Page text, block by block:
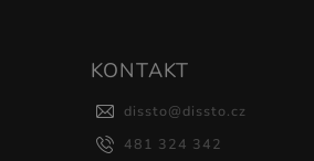
KONTAKT
dissto@dissto.cz
481 324 342